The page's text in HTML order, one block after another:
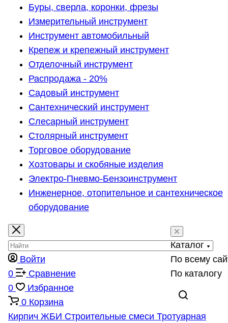
Буры, сверла, коронки, фрезы
Измерительный инструмент
Инструмент автомобильный
Крепеж и крепежный инструмент
Отделочный инструмент
Распродажа - 20%
Садовый инструмент
Сантехнический инструмент
Слесарный инструмент
Столярный инструмент
Торговое оборудование
Хозтовары и скобяные изделия
Электро-Пневмо-Бензоинструмент
Инженерное, отопительное и сантехническое
оборудование
Каталог
По всему
По каталогу
Войти
0
Сравнение
0
Избранное
0 Корзина
Кирпич ЖБИ Строительные смеси Тротуарная